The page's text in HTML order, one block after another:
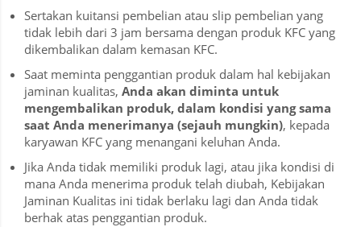
Sertakan kuitansi pembelian atau slip pembelian yang
tidak lebih dari 3 jam bersama dengan produk KFC yang
dikembalikan dalam kemasan KFC.
Saat meminta penggantian produk dalam hal kebijakan
jaminan kualitas, Anda akan diminta untuk
mengembalikan produk, dalam kondisi yang sama
saat Anda menerimanya (sejauh mungkin), kepada
karyawan KFC yang menangani keluhan Anda.
Jika Anda tidak memiliki produk lagi, atau jika kondisi di
mana Anda menerima produk telah diubah, Kebijakan
Jaminan Kualitas ini tidak berlaku lagi dan Anda tidak
berhak atas penggantian produk.